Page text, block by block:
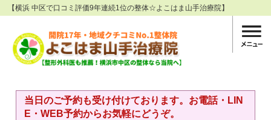
【横浜 中区で口コミ評価9年連続1位の整体☆よこはま山手治療院】
当日のご予約も受け付けております。お電話・LIN
E・WEB予約からお気軽にどうぞ。